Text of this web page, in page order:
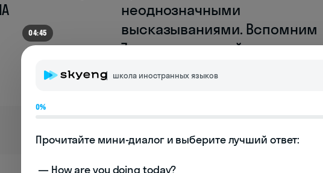
неоднозначными
высказываниями. Вспомним
7 из них на английском языке
04:38
школа иностранных языков
0%
Прочитайте мини-диалог и выберите лучший ответ: